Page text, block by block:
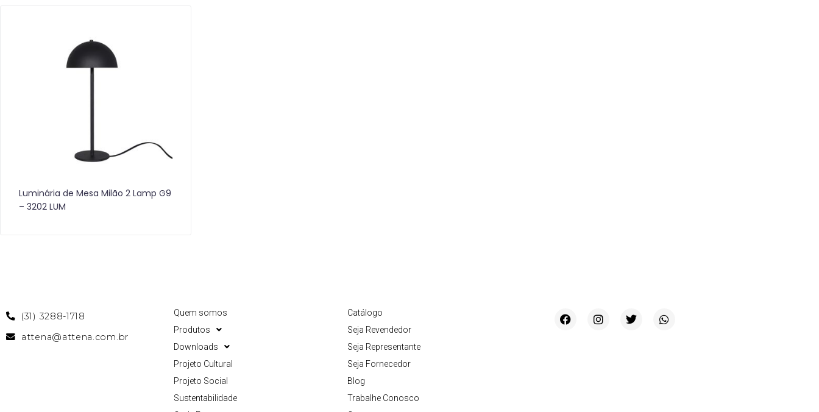
Luminária de Mesa Milão 2 Lamp G9
– 3202 LUM
(31) 3288-1718
attena@attena.com.br
Quem somos
Produtos
Downloads
Projeto Cultural
Projeto Social
Sustentabilidade
Catálogo
Seja Revendedor
Seja Representante
Seja Fornecedor
Blog
Trabalhe Conosco